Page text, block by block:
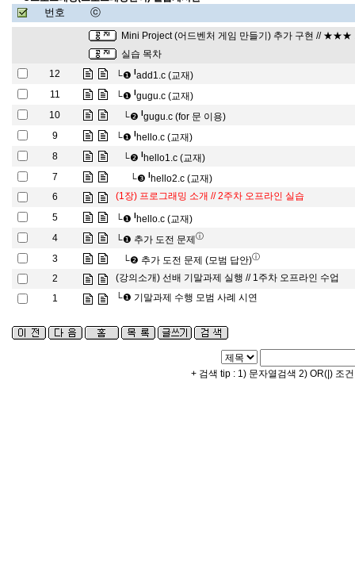
번호 ⓒ
Mini Project (어드벤처 게임 만들기) 추가 구현 // ★★★
실습 목차
12
└❶ ladd1.c (교재)
11
└❶ lgugu.c (교재)
10
└❷ lgugu.c (for 문 이용)
9
└❶ lhello.c (교재)
8
└❷ l hello1.c (교재)
7
└❸ lhello2.c (교재)
6
(1장) 프로그래밍 소개 // 2주차 오프라인 실습
5
└❶ lhello.c (교재)
4
└❶ 추가 도전 문제 ⓘ
3 └❷ 추가 도전 문제 (모범 답안)ⓘ
2
(강의소개) 선배 기말과제 실행 // 1주차 오프라인 수업
1
└❶ 기말과제 수행 모범 사례 시연
+ 검색 tip : 1) 문자열검색 2) OR(|) 조